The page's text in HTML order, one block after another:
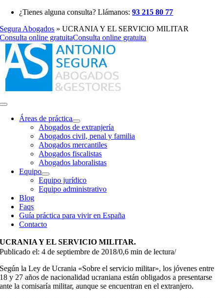
Saltar
contenido
¿Tienes alguna consulta? Llámanos:93 215 80 77
Segura Abogados »UCRANIA Y EL SERVICIO MILITAR
Consulta online gratuitaConsulta online gratuita
Toggle
NavigationÁreas de práctica
Abogados de extranjería
Abogados civil, penal y familia
Abogados mercantiles
Abogados fiscalistas
Abogados laboralistas
Equipo
Equipo jurídico
Equipo administrativo
Blog
Faqs
Guía práctica para vivir en España
Contacto
UCRANIA Y EL SERVICIO MILITAR.
Publicado el: 4 de septiembre de 2018/0,6 min de lectura/
Según la Ley de Ucrania «Sobre el servicio militar», los jóvenes entre
18 y 27 años de nacionalidad ucraniana están obligados a presentarse
ante la comisaría militar, aunque se encuentran en el extranjero.